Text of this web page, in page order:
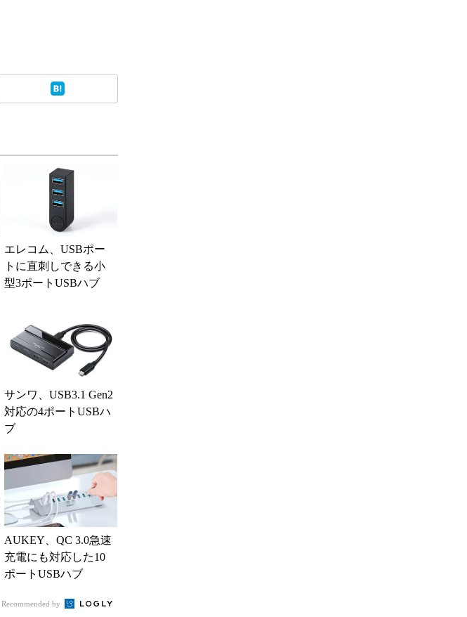
エレコム、USBポー
トに直刺しできる小
型3ポートUSBハブ
サンワ、USB3.1 Gen2
対応の4ポートUSBハ
ブ
AUKEY、QC 3.0急速
充電にも対応した10
ポートUSBハブ
Recommended by